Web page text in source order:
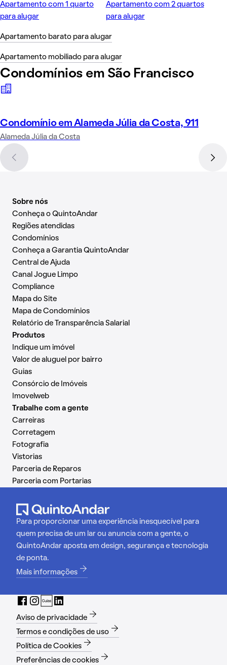
Apartamento com 1 quarto
para alugar
Apartamento com 2 quartos
para alugar
Apartamento barato para alugar
Apartamento mobiliado para alugar
Condomínios em São Francisco
Condomínio em Alameda Júlia da Costa, 911
Alameda Júlia da Costa
Sobre nós
Conheça o QuintoAndar
Regiões atendidas
Condomínios
Conheça a Garantia QuintoAndar
Central de Ajuda
Canal Jogue Limpo
Compliance
Mapa do Site
Mapa de Condomínios
Relatório de Transparência Salarial
Produtos
Indique um imóvel
Valor de aluguel por bairro
Guias
Consórcio de Imóveis
Imovelweb
Trabalhe com a gente
Carreiras
Corretagem
Fotografia
Vistorias
Parceria de Reparos
Parceria com Portarias
Para proporcionar uma experiência inesquecível para
quem precisa de um lar ou anuncia com a gente, o
QuintoAndar aposta em design, segurança e tecnologia
de ponta.
Mais informações
Aviso de privacidade
Termos e condições de uso
Política de Cookies
Preferências de cookies